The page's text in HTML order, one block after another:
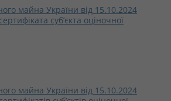
майна України від 15.10.2024
суб’єкта оціночної
майна України від 15.10.2024